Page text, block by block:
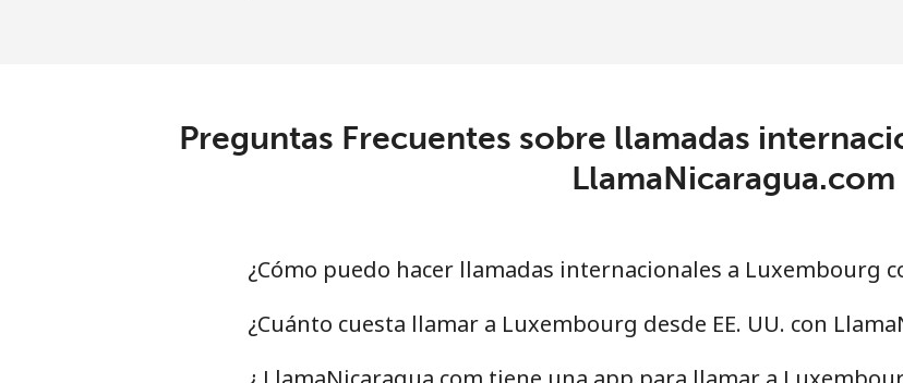
¿Olvidaste tu
Iniciar Sesión
Preguntas Frecuentes sobre llamadas
LlamaNicaragua.com
¿Cómo puedo hacer llamadas internacionales a Luxembourg
¿Cuánto cuesta llamar a Luxembourg desde EE. UU. con